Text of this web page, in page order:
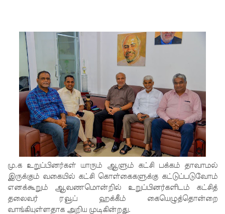
வர்த்தமா
னியில்
வெளியா
னது
22வது
அரசியல
மைப்புத்
திருத்தச்
சட்டமூலம்
!
யாழ்.சிறை
மு.க உறுப்பினர்கள் யாரும் ஆளும் கட்சி பக்கம் தாவாமல்
இருக்கும் வகையில் கட்சி கொள்கைகளுக்கு கட்டுப்படுவோம்
எனக்கூறும் ஆவணமொன்றில் உறுப்பினர்களிடம் கட்சித்
தலைவர் ரவூப் ஹக்கீம் கையெழுத்தொன்றை
வாங்கியுள்ளதாக அறிய முடிகின்றது.